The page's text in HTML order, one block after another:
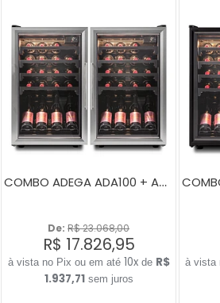
COMBO ADEGA ADA100 + ADEGA ADA100
De: R$ 23.068,00
R$ 17.826,95
10xde R$
1.937,71 sem juros